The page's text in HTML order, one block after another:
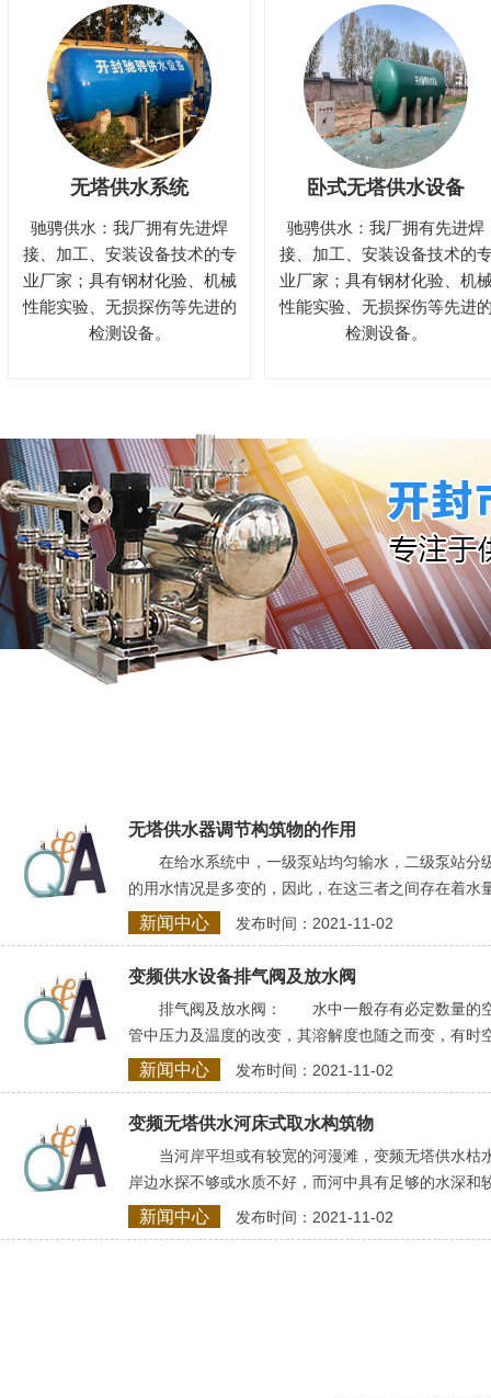
无塔供水系统
驰骋供水：我厂拥有先进焊
接、加工、安装设备技术的专
业厂家；具有钢材化验、机械
性能实验、无损探伤等先进的
检测设备。
卧式无塔供水设备
驰骋供水：我厂拥有先进焊
接、加工、安装设备技术的
业厂家；具有钢材化验、机
性能实验、无损探伤等先进
检测设备。
无塔供水器调节构筑物的作用
在给水系统中，一级泵站均匀输水，二级泵站分
的用水情况是多变的，因此，在这三者之间存在着水
新闻中心 发布时间：2021-11-02
变频供水设备排气阀及放水阀
排气阀及放水阀： 水中一般存有必定数量的空
管中压力及温度的改变，其溶解度也随之而变，有时
新闻中心 发布时间：2021-11-02
变频无塔供水河床式取水构筑物
当河岸平坦或有较宽的河漫滩，变频无塔供水枯
岸边水探不够或水质不好，而河中具有足够的水深和
新闻中心 发布时间：2021-11-02